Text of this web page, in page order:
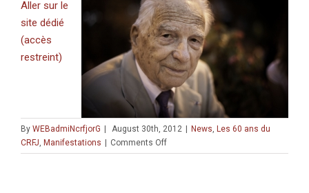
Aller sur le
site dédié
(accès
restreint)
By WEBadmiNcrfjorG August 30th, 2012 News, Les 60 ans du
CRFJ, Manifestations Comments Offon
Célébration